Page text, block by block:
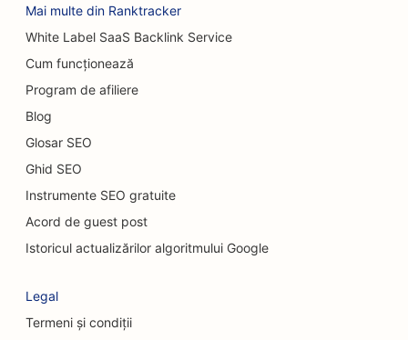
SEO pentru spălătoriile auto
SEO pentru dealerii auto
SEO pentru serviciile de curățenie
SEO pentru servicii de peeling chimic
SEO pentru magazinele de prăjituri
SEO pentru chirurgi craniofaciali
Mai multe din Ranktracker
White Label SaaS Backlink Service
Cum funcționează
Program de afiliere
Blog
Glosar SEO
Ghid SEO
Instrumente SEO gratuite
Acord de guest post
Istoricul actualizărilor algoritmului Google
Legal
Termeni și condiții